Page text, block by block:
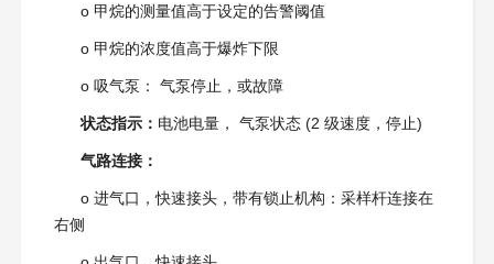
o 甲烷的测量值高于设定的告警阈值
o 甲烷的浓度值高于爆炸下限
o 吸气泵： 气泵停止，或故障
状态指示： 电池电量， 气泵状态 (2 级速度，停止)
气路连接：
o 进气口，快速接头，带有锁止机构：采样杆连接在
右侧